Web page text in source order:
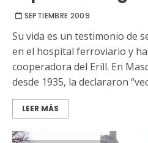
SEPTIEMBRE 2009
Su vida es un testimonio de
en el hospital ferroviario y
cooperadora del Erill. En
desde 1935, la declararon
LEER MÁS